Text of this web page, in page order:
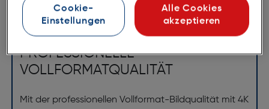
Sony ZV-E1 Gehäuse
ArtNr.: 100004783
PROFESSIONELLE
VOLLFORMATQUALITÄT
Mit der professionellen Vollformat-Bildqualität mit 4K
Cookie-
Einstellungen
Alle Cookies
akzeptieren